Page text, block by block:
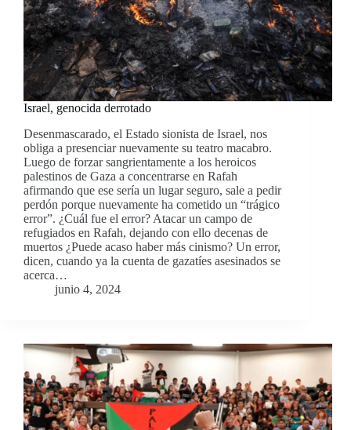
Israel, genocida derrotado
Desenmascarado, el Estado sionista de Israel, nos
obliga a presenciar nuevamente su teatro macabro.
Luego de forzar sangrientamente a los heroicos
palestinos de Gaza a concentrarse en Rafah
afirmando que ese sería un lugar seguro, sale a pedir
perdón porque nuevamente ha cometido un “trágico
error”. ¿Cuál fue el error? Atacar un campo de
refugiados en Rafah, dejando con ello decenas de
muertos ¿Puede acaso haber más cinismo? Un error,
dicen, cuando ya la cuenta de gazatíes asesinados se
acerca…
junio 4, 2024